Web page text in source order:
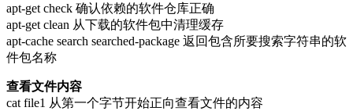
apt-get check 确认依赖的软件仓库正确
apt-get clean 从下载的软件包中清理缓存
apt-cache search searched-package 返回包含所要搜索字符串的软
件包名称
查看文件内容
cat file1 从第一个字节开始正向查看文件的内容